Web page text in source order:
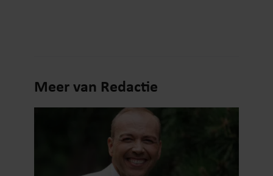
Meer van Redactie